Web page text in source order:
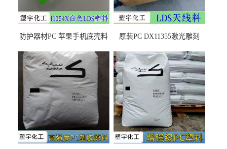
防护器材PC 苹果手机底壳料
之忧
原装PC DX11355激光雕刻